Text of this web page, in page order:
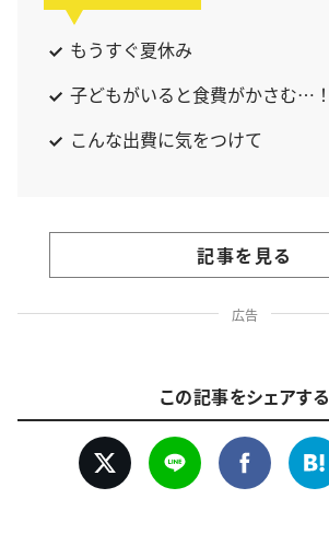
もうすぐ夏休み
子どもがいると食費がかさむ…！
こんな出費に気をつけて
記事を見る
広告
この記事をシェアする